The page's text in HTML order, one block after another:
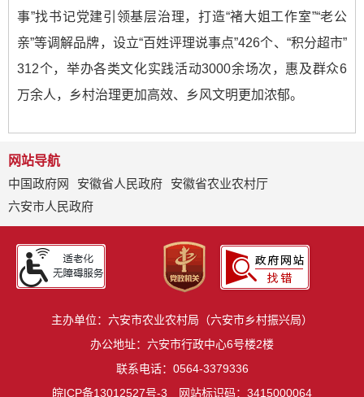
事”找书记党建引领基层治理，打造“褚大姐工作室”“老公
亲”等调解品牌，设立“百姓评理说事点”426个、“积分超市”
312个，举办各类文化实践活动3000余场次，惠及群众6
万余人，乡村治理更加高效、乡风文明更加浓郁。
网站导航
中国政府网
安徽省人民政府
安徽省农业农村厅
六安市人民政府
主办单位：六安市农业农村局（六安市乡村振兴局）
办公地址：六安市行政中心6号楼2楼
联系电话：0564-3379336
皖ICP备13012527号-3
网站标识码：3415000064